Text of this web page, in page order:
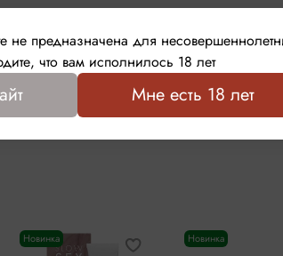
Материал: натуральный
Выбрать
Новинка Новинка
не предназначена для
что вам исполнилось 18 лет
Мне есть 18 лет